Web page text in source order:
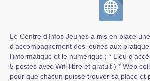
Le Centre d’Infos Jeunes a mis en place
d’accompagnement des jeunes aux
l’informatique et le numérique : * Lieu
5 postes avec Wifi libre et gratuit ) * Web
pour que chacun puisse trouver sa place et